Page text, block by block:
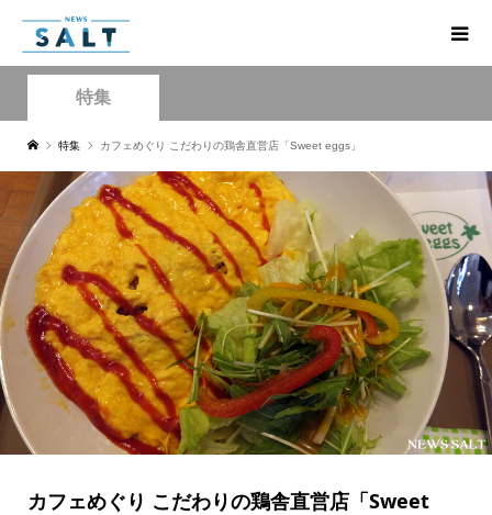
特集
特集 カフェめぐり こだわりの鶏舎直営店「Sweet eggs」
カフェめぐり こだわりの鶏舎直営店「Sweet